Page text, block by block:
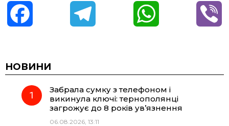
c
e e t
НОВИНИ
Забрала сумку з телефоном і
викинула ключі: тернополянці
загрожує до 8 років ув’язнення
06.08.2026, 13:11